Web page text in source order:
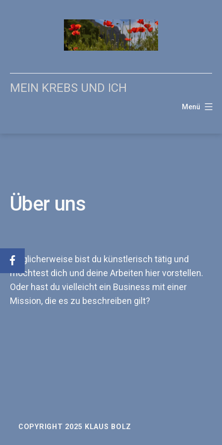
MEIN KREBS UND ICH
Menü
Über uns
Möglicherweise bist du künstlerisch tätig und
möchtest dich und deine Arbeiten hier vorstellen.
Oder hast du vielleicht ein Business mit einer
Mission, die es zu beschreiben gilt?
COPYRIGHT 2025 KLAUS BOLZ
Facebook